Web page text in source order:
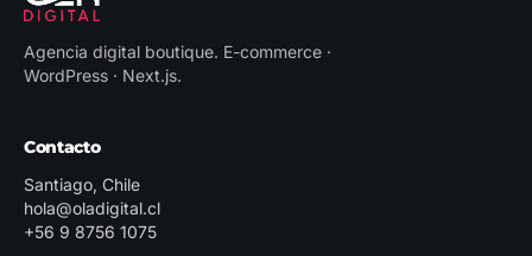
Agencia digital boutique. E-commerce ·
WordPress · Next.js.
Contacto
Santiago, Chile
hola@oladigital.cl
+56 9 8756 1075